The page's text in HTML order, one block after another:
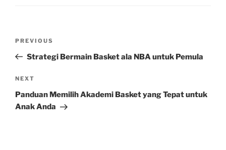
Previous
Post
PREVIOUS
Strategi Bermain Basket ala NBA untuk Pemula
Next
Post
NEXT
Panduan Memilih Akademi Basket yang Tepat untuk
Anak Anda